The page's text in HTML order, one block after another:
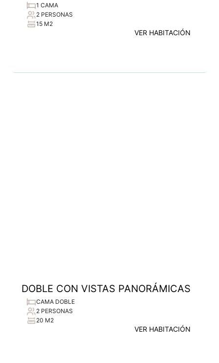
1 CAMA
2 PERSONAS
15 M2
VER HABITACIÓN
DOBLE CON VISTAS PANORÁMICAS
CAMA DOBLE
2 PERSONAS
20 M2
VER HABITACIÓN